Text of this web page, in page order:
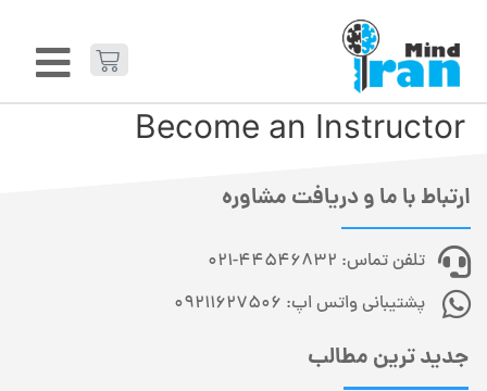
Become an Instructor
ارتباط با ما و دریافت مشاوره
تلفن تماس: 44546832-021
پشتیبانی واتس اپ: 09211627506
جدید ترین مطالب